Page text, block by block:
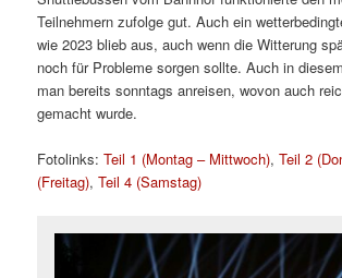
Teilnehmern zufolge gut. Auch ein
wie 2023 blieb aus, auch wenn die Witterung
noch für Probleme sorgen sollte. Auch in
man bereits sonntags anreisen, wovon auch
gemacht wurde.
Fotolinks:Teil 1 (Montag – Mittwoch),Teil 2
(Freitag),Teil 4 (Samstag)